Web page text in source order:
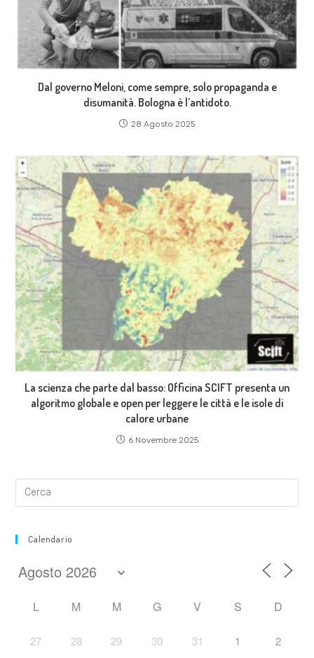
Dal governo Meloni, come sempre, solo propaganda e
disumanità. Bologna è l’antidoto.
28 Agosto 2025
La scienza che parte dal basso: Officina SCIFT presenta un
algoritmo globale e open per leggere le città e le isole di
calore urbane
6 Novembre 2025
Calendario
L M M G V S D
27 28 29 30 31 1 2